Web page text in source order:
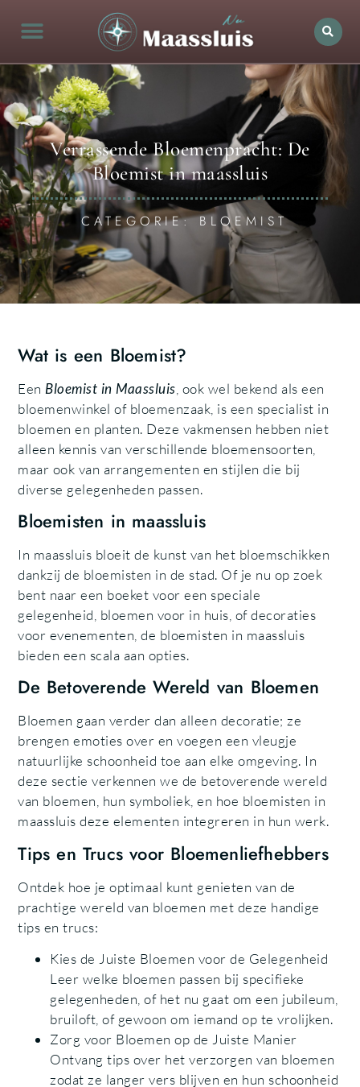
Verrassende Bloemenpracht: De
Bloemist in maassluis
CATEGORIE: BLOEMIST
Wat is een Bloemist?
Een Bloemist in Maassluis , ook wel bekend als een
bloemenwinkel of bloemenzaak, is een specialist in
bloemen en planten. Deze vakmensen hebben niet
alleen kennis van verschillende bloemensoorten,
maar ook van arrangementen en stijlen die bij
diverse gelegenheden passen.
Bloemisten in maassluis
In maassluis bloeit de kunst van het bloemschikken
dankzij de bloemisten in de stad. Of je nu op zoek
bent naar een boeket voor een speciale
gelegenheid, bloemen voor in huis, of decoraties
voor evenementen, de bloemisten in maassluis
bieden een scala aan opties.
De Betoverende Wereld van Bloemen
Bloemen gaan verder dan alleen decoratie; ze
brengen emoties over en voegen een vleugje
natuurlijke schoonheid toe aan elke omgeving. In
deze sectie verkennen we de betoverende wereld
van bloemen, hun symboliek, en hoe bloemisten in
maassluis deze elementen integreren in hun werk.
Tips en Trucs voor Bloemenliefhebbers
Ontdek hoe je optimaal kunt genieten van de
prachtige wereld van bloemen met deze handige
tips en trucs:
Kies de Juiste Bloemen voor de Gelegenheid
Leer welke bloemen passen bij specifieke
gelegenheden, of het nu gaat om een jubileum,
bruiloft, of gewoon om iemand op te vrolijken.
Zorg voor Bloemen op de Juiste Manier
Ontvang tips over het verzorgen van bloemen
zodat ze langer vers blijven en hun schoonheid